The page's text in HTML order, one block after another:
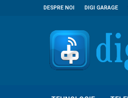
DESPRE NOI DIGI GARAGE